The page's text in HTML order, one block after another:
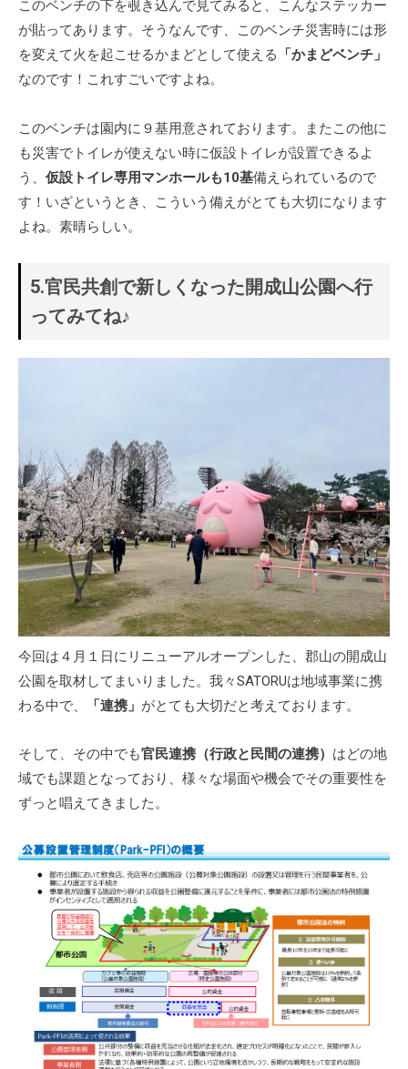
このベンチの下を覗き込んで見てみると、こんなステッカー
が貼ってあります。そうなんです、このベンチ災害時には形
を変えて火を起こせるかまどとして使える
「かまどベンチ」
なのです！これすごいですよね。
このベンチは園内に９基用意されております。またこの他に
も災害でトイレが使えない時に仮設トイレが設置できるよ
う、 仮設トイレ専用マンホールも10基備えられているので
す！いざというとき、こういう備えがとても大切になります
よね。素晴らしい。
5.官民共創で新しくなった開成山公園へ行
ってみてね♪
今回は４月１日にリニューアルオープンした、郡山の開成山
公園を取材してまいりました。我々SATORUは地域事業に携
わる中で、
「連携」 がとても大切だと考えております。
そして、その中でも官民連携（行政と民間の連携） はどの地
域でも課題となっており、様々な場面や機会でその重要性を
ずっと唱えてきました。